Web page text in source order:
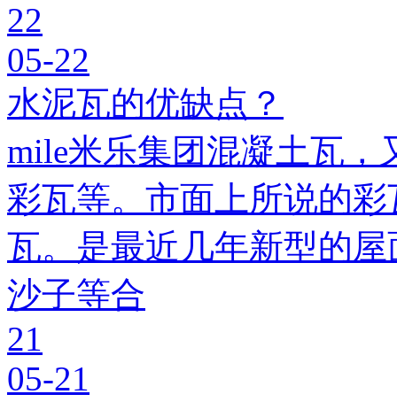
22
05-22
水泥瓦的优缺点？
mile米乐集团混凝土瓦，
彩瓦等。市面上所说的
瓦。是最近几年新型的
沙子等合
21
05-21